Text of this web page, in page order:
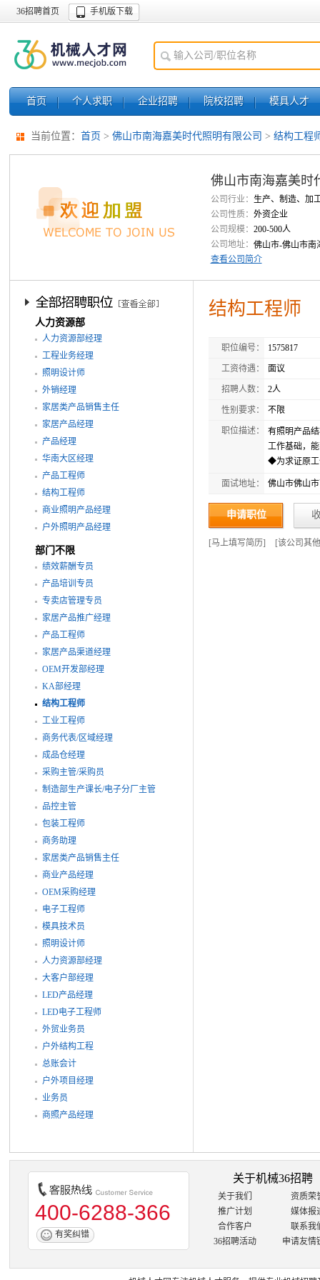
36招聘首页 手机版下载
首页 个人求职 企业招聘 院校招聘 模具人才
当前位置： 首页 > 佛山市南海嘉美时代照明有限公司 > 结构工程
佛山市南海嘉美时
公司行业：
生产、制造、加
公司性质： 外资企业
公司规模： 200-500人
公司地址： 佛山市-佛山市南
查看公司简介
人力资源部
人力资源部经理
工程业务经理
照明设计师
外销经理
家居类产品销售主任
家居产品经理
产品经理
华南大区经理
产品工程师
结构工程师
商业照明产品经理
户外照明产品经理
部门不限
绩效薪酬专员
产品培训专员
专卖店管理专员
家居产品推广经理
产品工程师
家居产品渠道经理
OEM开发部经理
KA部经理
结构工程师
工业工程师
商务代表/区域经理
成品仓经理
采购主管/采购员
制造部生产课长/电子分厂主管
品控主管
包装工程师
商务助理
家居类产品销售主任
商业产品经理
OEM采购经理
电子工程师
模具技术员
照明设计师
人力资源部经理
大客户部经理
LED产品经理
LED电子工程师
外贸业务员
户外结构工程
总账会计
户外项目经理
业务员
商照产品经理
结构工程师
职位编号： 1575817
工资待遇： 面议
招聘人数： 2人
性别要求： 不限
职位描述：
有照明产品
工作基础，
◆为求证原工
面试地址： 佛山市佛山
申请职位
[马上填写简历] [该公司其
400-6288-366
有奖纠错
关于机械36招聘
关于我们
资质荣
推广计划
媒体报
合作客户
联系我
36招聘活动
申请友情